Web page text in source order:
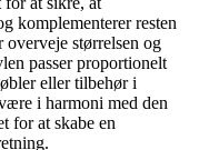
komplementerer resten
størrelsen og
passer proportionelt
eller tilbehør i
i harmoni med den
for at skabe en